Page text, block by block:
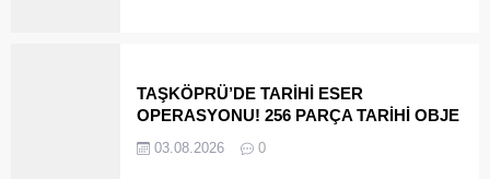
TAŞKÖPRÜ’DE TARİHİ ESER
OPERASYONU! 256 PARÇA TARİHİ OBJE
03.08.2026 0